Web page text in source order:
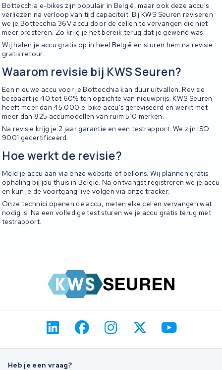
Bottecchia e-bikes zijn populair in België, maar ook deze accu's
verliezen na verloop van tijd capaciteit. Bij KWS Seuren reviseren
we je Bottecchia 36V accu door de cellen te vervangen die niet
meer presteren. Zo krijg je het bereik terug dat je gewend was.
Wij halen je accu gratis op in heel België en sturen hem na revisie
gratis retour.
Waarom revisie bij KWS Seuren?
Een nieuwe accu voor je Bottecchia kan duur uitvallen. Revisie
bespaart je 40 tot 60% ten opzichte van nieuwprijs. KWS Seuren
heeft meer dan 45.000 e-bike accu's gereviseerd en werkt met
meer dan 825 accumodellen van ruim 510 merken.
Na revisie krijg je 2 jaar garantie en een testrapport. We zijn ISO
9001 gecertificeerd.
Hoe werkt de revisie?
Meld je accu aan via onze website of bel ons. Wij plannen gratis
ophaling bij jou thuis in België. Na ontvangst registreren we je accu
en kun je de voortgang live volgen via onze tracker.
Onze technici openen de accu, meten elke cel en vervangen wat
nodig is. Na een volledige test sturen we je accu gratis terug met
testrapport.
Heb je een vraag?